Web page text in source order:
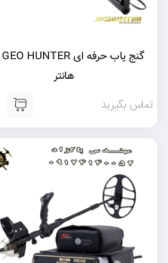
هانتر
تماس بگیرید